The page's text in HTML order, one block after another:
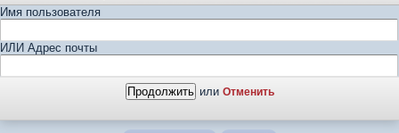
Имя пользователя
ИЛИ Адрес почты
или Отменить